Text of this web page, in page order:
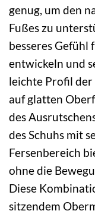
genug, um den
Fußes zu
besseres
entwickeln und
leichte Profil der
auf glatten
des
des Schuhs mit
Fersenbereich
ohne die
Diese
sitzendem